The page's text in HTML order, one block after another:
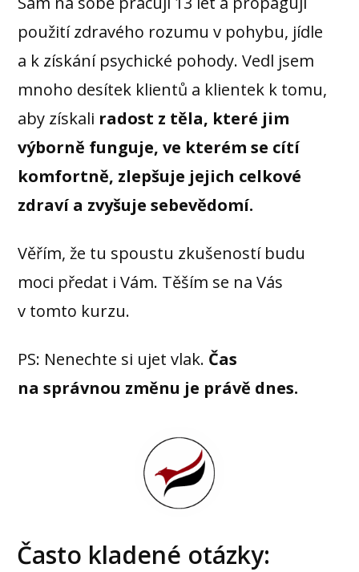
použití zdravého rozumu v pohybu, jídle
a k získání psychické pohody. Vedl jsem
mnoho desítek klientů a klientek k tomu,
aby získali radost z těla, které jim
výborně funguje, ve kterém se cítí
komfortně, zlepšuje jejich celkové
zdraví a zvyšuje sebevědomí.
Věřím, že tu spoustu zkušeností budu
moci předat i Vám. Těším se na Vás
v tomto kurzu.
PS: Nenechte si ujet vlak. Čas
na správnou změnu je právě dnes.
Často kladené otázky: